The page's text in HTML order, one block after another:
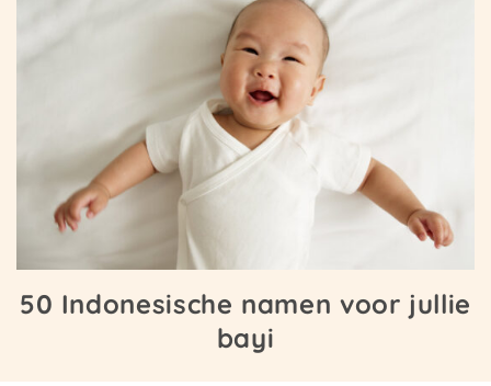
50 Indonesische namen voor jullie
bayi